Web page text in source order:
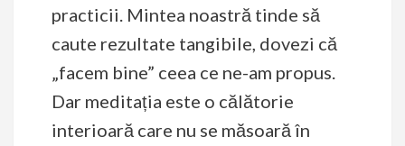
practicii. Mintea noastră tinde să
caute rezultate tangibile, dovezi că
„facem bine” ceea ce ne-am propus.
Dar meditația este o călătorie
interioară care nu se măsoară în